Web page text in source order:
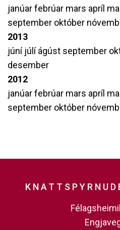
janúarfebrúar mars apríl
september október
2013
júní júlíágúst september
desember
2012
janúarfebrúar mars apríl
september október